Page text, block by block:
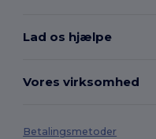
Lad os hjælpe
Vores virksomhed
Betalingsmetoder